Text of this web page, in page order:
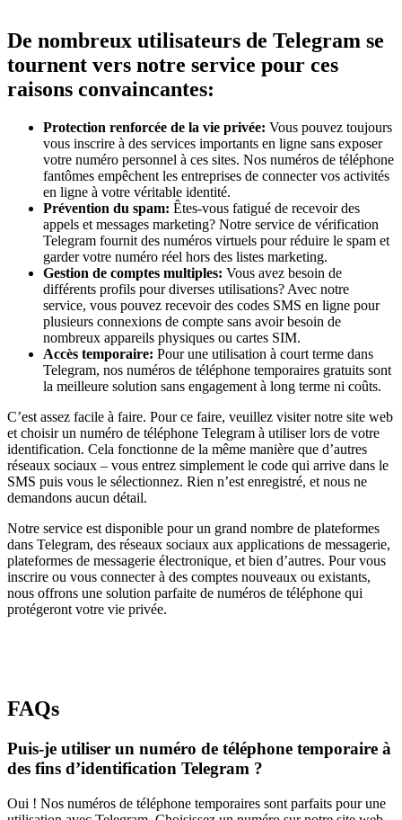
De nombreux utilisateurs de Telegram se
tournent vers notre service pour ces
raisons convaincantes:
Protection renforcée de la vie privée: Vous pouvez toujours
vous inscrire à des services importants en ligne sans exposer
votre numéro personnel à ces sites. Nos numéros de téléphone
fantômes empêchent les entreprises de connecter vos activités
en ligne à votre véritable identité.
Prévention du spam: Êtes-vous fatigué de recevoir des
appels et messages marketing? Notre service de vérification
Telegram fournit des numéros virtuels pour réduire le spam et
garder votre numéro réel hors des listes marketing.
Gestion de comptes multiples: Vous avez besoin de
différents profils pour diverses utilisations? Avec notre
service, vous pouvez recevoir des codes SMS en ligne pour
plusieurs connexions de compte sans avoir besoin de
nombreux appareils physiques ou cartes SIM.
Accès temporaire: Pour une utilisation à court terme dans
Telegram, nos numéros de téléphone temporaires gratuits sont
la meilleure solution sans engagement à long terme ni coûts.
C’est assez facile à faire. Pour ce faire, veuillez visiter notre site web
et choisir un numéro de téléphone Telegram à utiliser lors de votre
identification. Cela fonctionne de la même manière que d’autres
réseaux sociaux – vous entrez simplement le code qui arrive dans le
SMS puis vous le sélectionnez. Rien n’est enregistré, et nous ne
demandons aucun détail.
Notre service est disponible pour un grand nombre de plateformes
dans Telegram, des réseaux sociaux aux applications de messagerie,
plateformes de messagerie électronique, et bien d’autres. Pour vous
inscrire ou vous connecter à des comptes nouveaux ou existants,
nous offrons une solution parfaite de numéros de téléphone qui
protégeront votre vie privée.
FAQs
Puis-je utiliser un numéro de téléphone temporaire à
des fins d’identification Telegram ?
Oui ! Nos numéros de téléphone temporaires sont parfaits pour une